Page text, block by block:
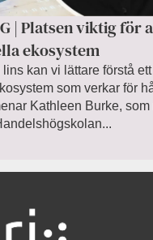
| Platsen viktig för
ekosystem
kan vi lättare förstå ett
som verkar för
Kathleen Burke,